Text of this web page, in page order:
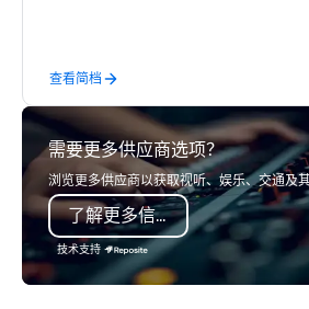
years of industry experience and
commitment to exceptional customer
service set us apart. We deliver
smart, reliable solutions designed to
make the end-user experience
seamless from start to finish. We are
also a certified WOSB.
查看简档
需要更多供应商选项？
浏览更多供应商以获取视听、娱乐、交通及
了解更多信息
技术支持